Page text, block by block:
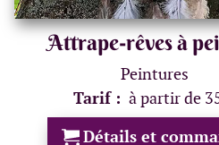
Attrape-rêves à
Peintures
Tarif : à partir de
Détails et